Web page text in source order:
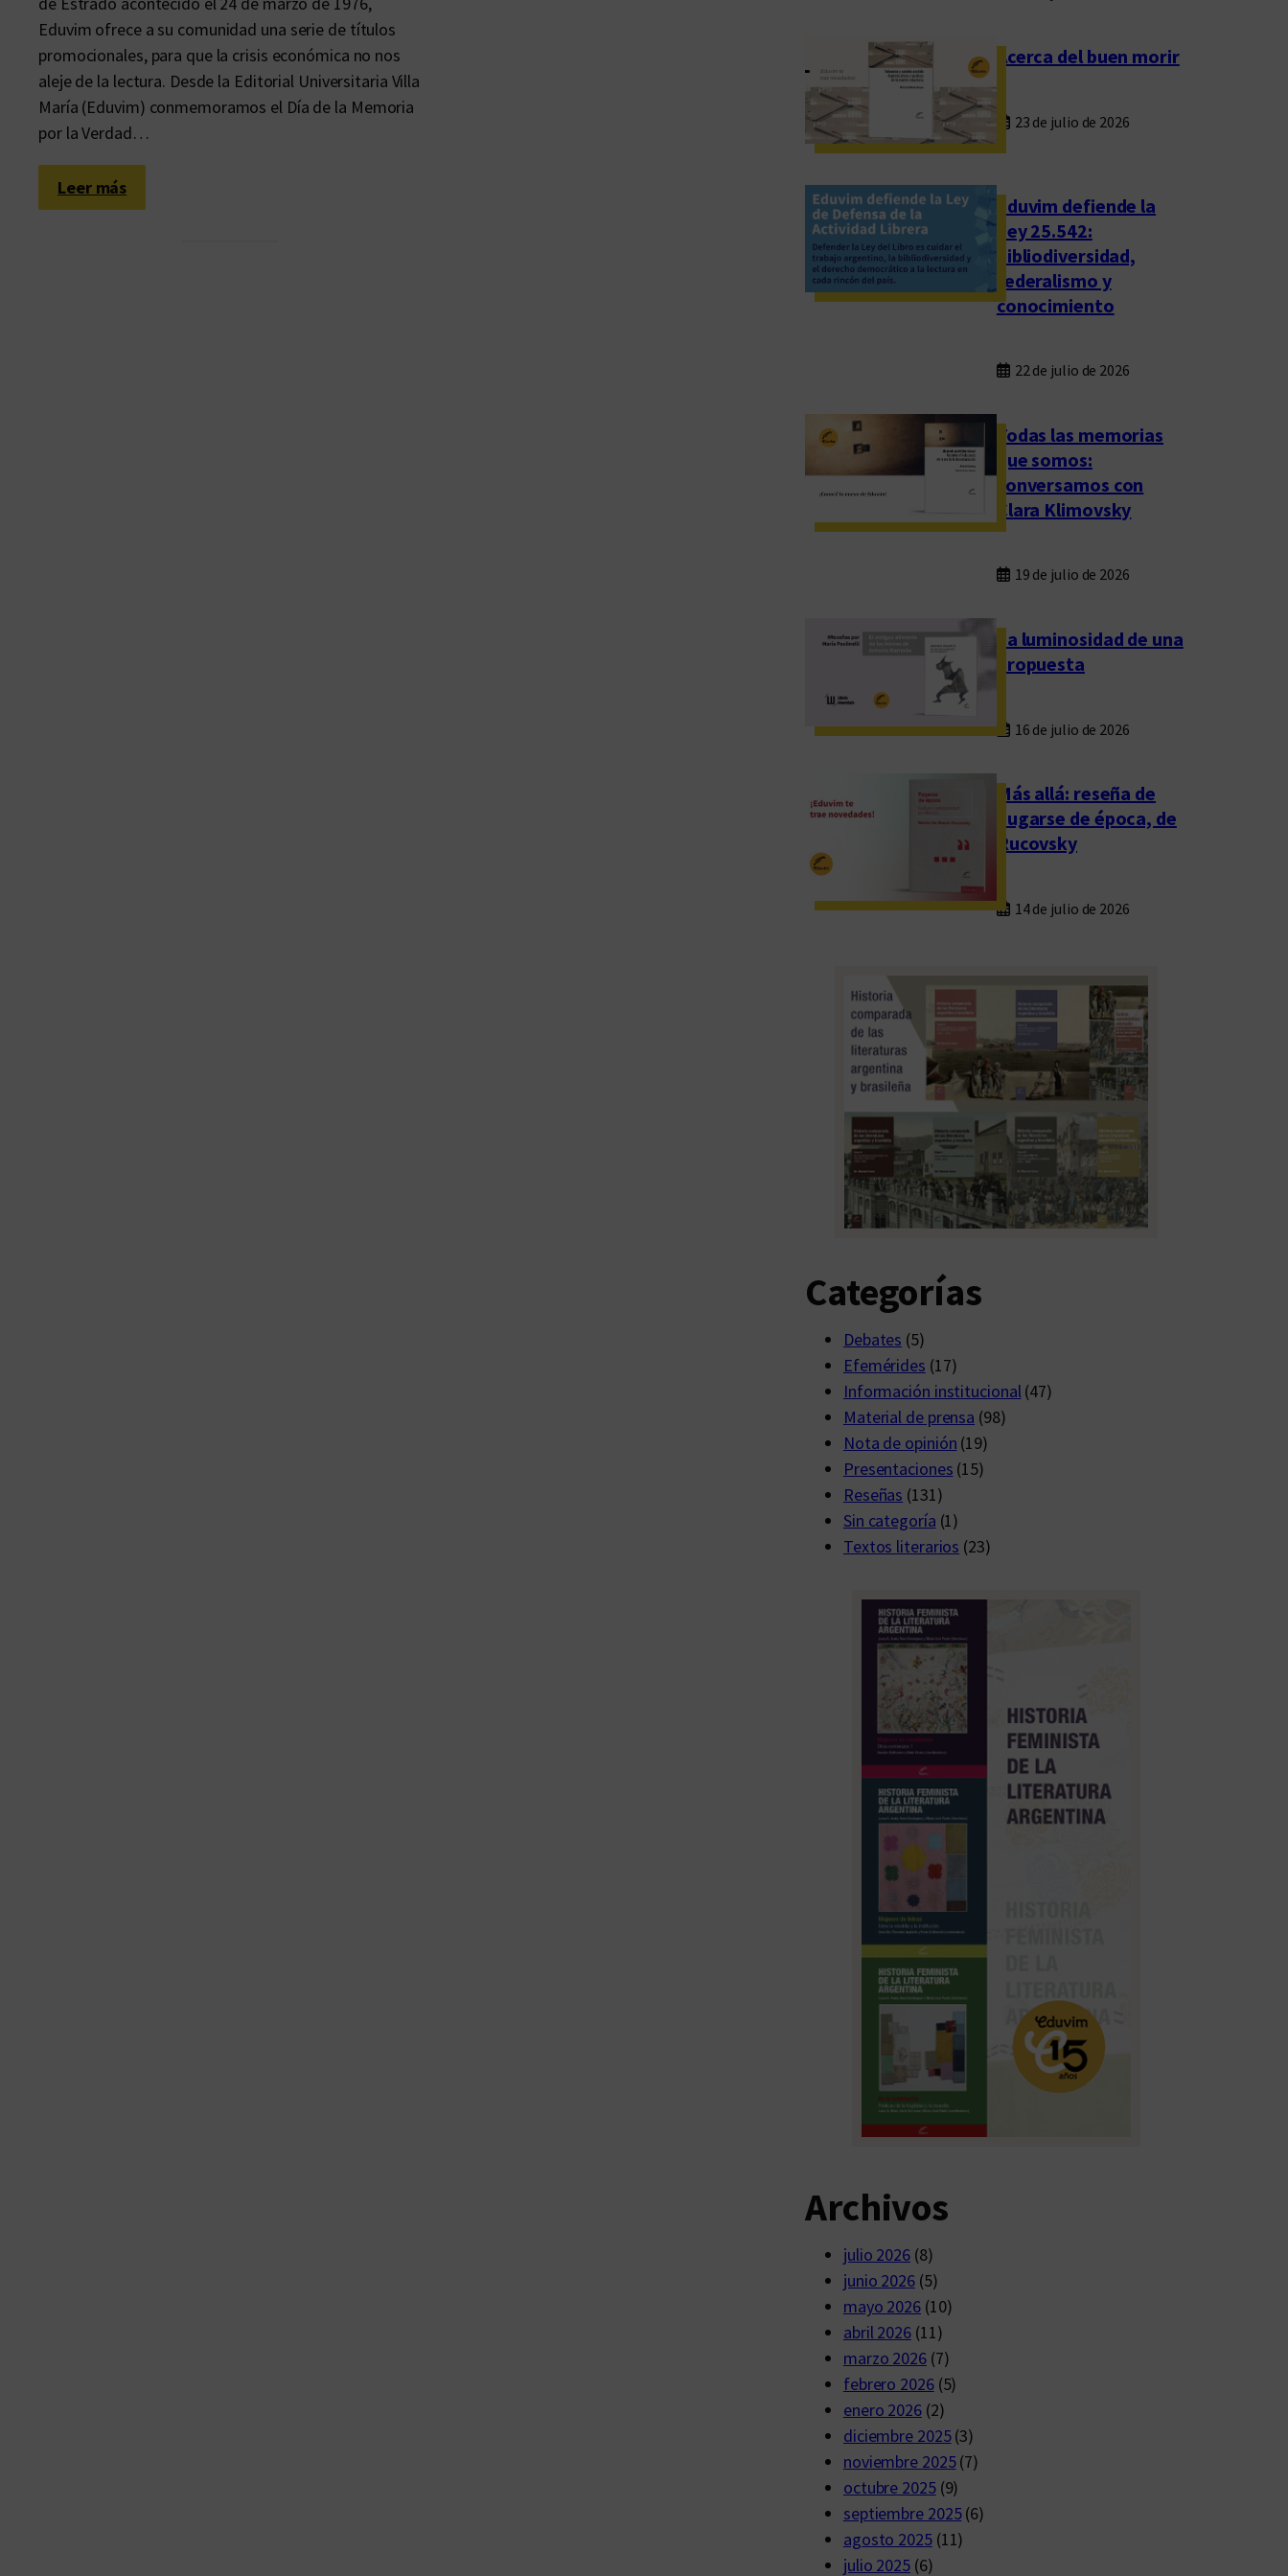
Eduvim ofrece a su comunidad una serie de títulos
promocionales, para que la crisis económica no nos
aleje de la lectura. Desde la Editorial Universitaria Villa
María (Eduvim) conmemoramos el Día de la Memoria
por la Verdad…
Leer más:
M
Acerca del buen morir
23 de julio de 2026
Eduvim defiende la
Ley 25.542:
bibliodiversidad,
federalismo y
conocimiento
22 de julio de 2026
Todas las memorias
que somos:
conversamos con
Clara Klimovsky
19 de julio de 2026
La luminosidad de una
propuesta
16 de julio de 2026
Más allá: reseña de
Fugarse de época, de
Rucovsky
14 de julio de 2026
Categorías
Debates (5)
Efemérides (17)
Información institucional(47)
Material de prensa (98)
Nota de opinión (19)
Presentaciones (15)
Reseñas (131)
Sin categoría (1)
Textos literarios (23)
Archivos
julio 2026(8)
junio 2026(5)
mayo 2026 (10)
abril 2026(11)
marzo 2026(7)
febrero 2026(5)
enero 2026(2)
diciembre 2025(3)
noviembre 2025(7)
octubre 2025(9)
septiembre 2025(6)
agosto 2025(11)
julio 2025(6)